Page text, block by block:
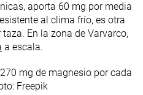
aporta 60 mg por media
al clima frío, es otra
En la zona de Varvarco,
a escala.